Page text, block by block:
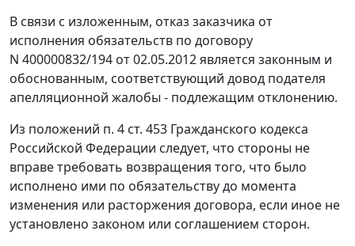
В связи с изложенным, отказ заказчика от
исполнения обязательств по договору
N 400000832/194 от 02.05.2012 является законным и
обоснованным, соответствующий довод подателя
апелляционной жалобы - подлежащим отклонению.
Из положений п. 4 ст. 453 Гражданского кодекса
Российской Федерации следует, что стороны не
вправе требовать возвращения того, что было
исполнено ими по обязательству до момента
изменения или расторжения договора, если иное не
установлено законом или соглашением сторон.